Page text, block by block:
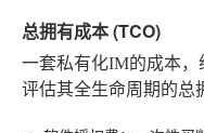
总拥有成本 (TCO)
一套私有化IM的成本
评估其全生命周期的总